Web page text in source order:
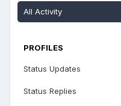
All Activity
PROFILES
Status Updates
Status Replies